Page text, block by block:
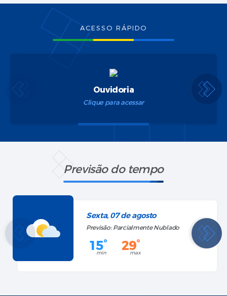
ACESSO RÁPIDO
Telefones úteis
Clique para acessar
Previsão do tempo
Sexta, 07 de agosto
Previsão: Parcialmente Nublado
15°
min 29°
max